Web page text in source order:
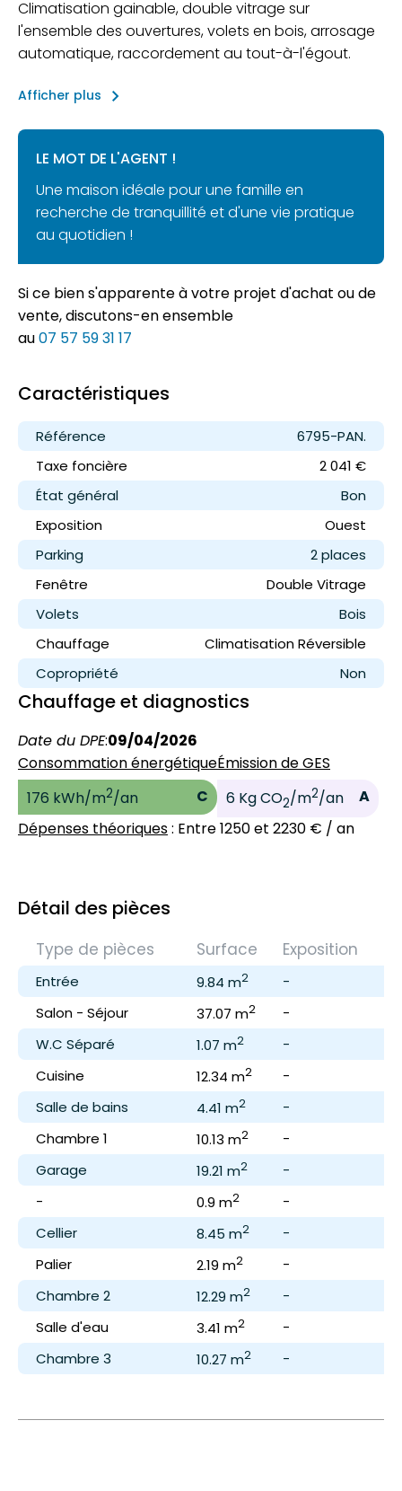
Climatisation gainable, double vitrage sur
l'ensemble des ouvertures, volets en bois, arrosage
automatique, raccordement au tout-à-l'égout.
Afficher plus keyboard_arrow_right
LE MOT DE L'AGENT !
Une maison idéale pour une famille en
recherche de tranquillité et d'une vie pratique
au quotidien !
Si ce bien s'apparente à votre projet d'achat ou de
vente, discutons-en ensemble
au07 57 59 31 17
Caractéristiques
Référence
6795-PAN.
Taxe foncière
2 041 €
État général
Bon
Exposition
Ouest
Parking
2 places
Fenêtre
Double Vitrage
Volets
Bois
Chauffage
Climatisation Réversible
Copropriété
Non
Chauffage et diagnostics
Date du DPE:09/04/2026
Consommation énergétique
176 kWh/m2/an C
Émission de GES
6 Kg CO2/m2/an
A
Dépenses théoriques: Entre 1250 et 2230 € / an
Détail des pièces
Type de pièces Surface Exposition
Entrée 9.84 m2 -
Salon - Séjour
37.07 m2 -
W.C Séparé
1.07 m2 -
Cuisine
12.34 m2 -
Salle de bains
4.41 m2 -
Chambre 1
10.13 m2 -
Garage
19.21 m2 -
-
0.9 m2 -
Cellier
8.45 m2 -
Palier
2.19 m2 -
Chambre 2
12.29 m2 -
Salle d'eau
3.41 m2 -
Chambre 3
10.27 m2 -